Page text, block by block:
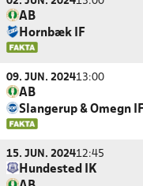
AB
Hornbæk IF
09. JUN. 202413:00
AB
Slangerup & Omegn IF
15. JUN. 202412:45
Hundested IK